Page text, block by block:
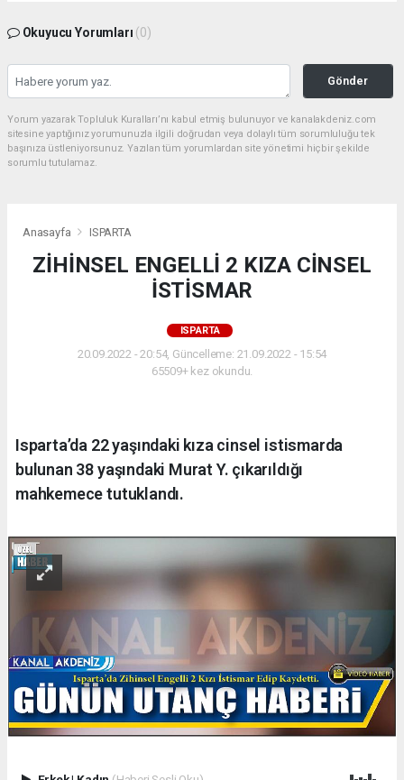
Okuyucu Yorumları (0)
Gönder
Yorum yazarak Topluluk Kuralları’nı kabul etmiş bulunuyor ve kanalakdeniz.com
sitesine yaptığınız yorumunuzla ilgili doğrudan veya dolaylı tüm sorumluluğu tek
başınıza üstleniyorsunuz. Yazılan tüm yorumlardan site yönetimi hiçbir şekilde
sorumlu tutulamaz.
Anasayfa ISPARTA
ZİHİNSEL ENGELLİ 2 KIZA CİNSEL
İSTİSMAR
ISPARTA
20.09.2022 - 20:54, Güncelleme: 21.09.2022 - 15:54
65509+ kez okundu.
Isparta’da 22 yaşındaki kıza cinsel istismarda
bulunan 38 yaşındaki Murat Y. çıkarıldığı
mahkemece tutuklandı.